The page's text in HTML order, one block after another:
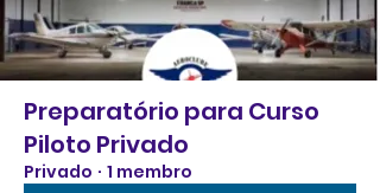
Preparatório para Curso
Piloto Privado
Privado · 1 membro